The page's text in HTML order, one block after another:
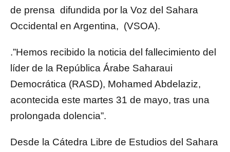
de prensa difundida por la Voz del Sahara
Occidental en Argentina, (VSOA).
.”Hemos recibido la noticia del fallecimiento del
líder de la República Árabe Saharaui
Democrática (RASD), Mohamed Abdelaziz,
acontecida este martes 31 de mayo, tras una
prolongada dolencia”.
Desde la Cátedra Libre de Estudios del Sahara